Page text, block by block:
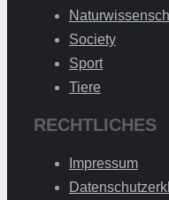
Society
Sport
Tiere
RECHTLICHES
Impressum